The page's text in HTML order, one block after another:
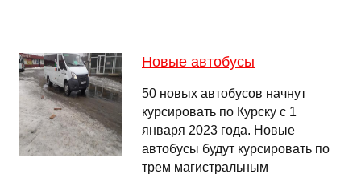
Новые автобусы
50 новых автобусов начнут
курсировать по Курску с 1
января 2023 года. Новые
автобусы будут курсировать по
трем магистральным